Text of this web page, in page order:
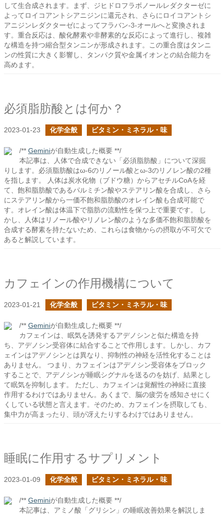
して生合成されます。まず、ジヒドロフラボノールレダクターゼに
よってロイコアントシアニジンに還元され、さらにロイコアントシ
アニジンレダクターゼによってフラバン-3-オールへと変換されま
す。重合反応は、酸化酵素や非酵素的な反応によって進行し、複雑
な構造を持つ縮合型タンニンが形成されます。この重合度はタンニ
ンの性質に大きく影響し、タンパク質や金属イオンとの結合能力を
高めます。
必須脂肪酸とは何か？
2023-01-23 化学全般 ビタミン・ミネラル・味
/** Geminiが自動生成した概要 **/
本記事は、人体で合成できない「必須脂肪酸」について深掘
りします。必須脂肪酸はω-6のリノール酸とω-3のリノレン酸の2種
を指します。 人体は炭水化物（ブドウ糖）からアセチルCoAを経
て、飽和脂肪酸であるパルミチン酸やステアリン酸を合成し、さら
にステアリン酸から一価不飽和脂肪酸のオレイン酸も合成可能で
す。オレイン酸は体温下で脂肪の流動性を保つ上で重要です。 し
かし、人体はリノール酸やリノレン酸のような多価不飽和脂肪酸を
合成する酵素を持たないため、これらは食物からの摂取が不可欠で
あると解説しています。
カフェインの作用機構について
2023-01-21 化学全般 ビタミン・ミネラル・味
/** Geminiが自動生成した概要 **/
カフェインは、眠気を誘発するアデノシンと似た構造を持
ち、アデノシン受容体に結合することで作用します。しかし、カフ
ェインはアデノシンとは異なり、抑制性の神経を活性化することは
ありません。 つまり、カフェインはアデノシン受容体をブロック
することで、アデノシンが睡眠シグナルを送るのを妨げ、結果とし
て眠気を抑制します。 ただし、カフェインは覚醒性の神経に直接
作用するわけではありません。あくまで、脳の疲労を感知させにく
くしている状態と言えます。そのため、カフェインを摂取しても、
集中力が高まったり、頭が冴えたりするわけではありません。
睡眠に作用するサプリメント
2023-01-09 化学全般 ビタミン・ミネラル・味
/** Geminiが自動生成した概要 **/
本記事は、アミノ酸「グリシン」の睡眠改善効果を解説しま